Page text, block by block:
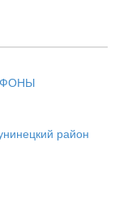
район